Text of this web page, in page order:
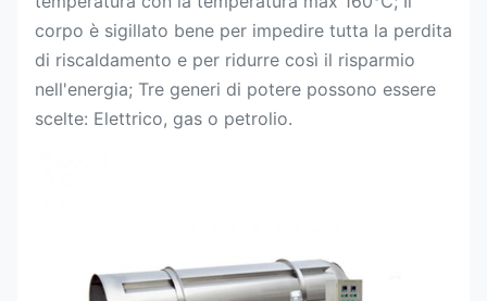
corpo è sigillato bene per impedire tutta la perdita
di riscaldamento e per ridurre così il risparmio
nell'energia; Tre generi di potere possono essere
scelte: Elettrico, gas o petrolio.